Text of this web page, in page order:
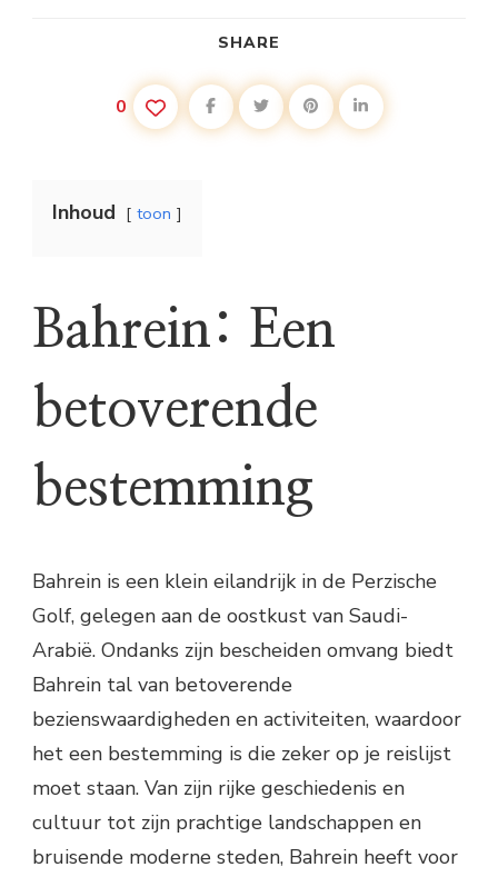
SHARE
0
Inhoud toon
Bahrein: Een
betoverende
bestemming
Bahrein is een klein eilandrijk in de Perzische
Golf, gelegen aan de oostkust van Saudi-
Arabië. Ondanks zijn bescheiden omvang biedt
Bahrein tal van betoverende
bezienswaardigheden en activiteiten, waardoor
het een bestemming is die zeker op je reislijst
moet staan. Van zijn rijke geschiedenis en
cultuur tot zijn prachtige landschappen en
bruisende moderne steden, Bahrein heeft voor